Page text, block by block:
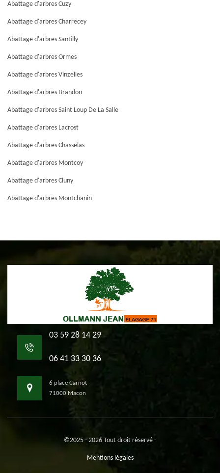
Abattage d'arbres Cuzy
Abattage d'arbres Charrecey
Abattage d'arbres Santilly
Abattage d'arbres Ormes
Abattage d'arbres Vinzelles
Abattage d'arbres Brandon
Abattage d'arbres Saint Loup De La Salle
Abattage d'arbres Lacrost
Abattage d'arbres Chasselas
Abattage d'arbres Montcoy
Abattage d'arbres Cluny
Abattage d'arbres Montchanin
03 59 28 14 29
06 41 33 30 36
6 place Carnot
71000 Macon
©2025 - 2026 Tout droit réservé -
Mentions légales